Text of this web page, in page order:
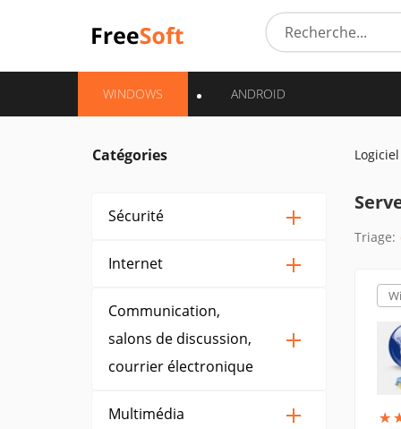
WINDOWS ANDROID
Catégories
Sécurité
Internet
Communication,
salons de discussion,
courrier électronique
Multimédia
Triage:
★
★